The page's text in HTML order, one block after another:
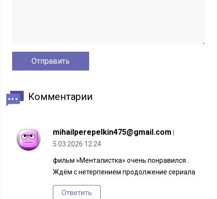
Комментарии
mihailperepelkin475@gmail.com
5.03.2026 12:24
фильм »Менталистка» очень понравился .
Ждём с нетерпением продолжение сериала
Ответить